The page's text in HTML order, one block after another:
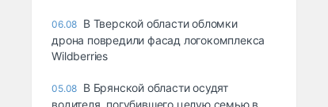
06.08 В Тверской области обломки
дрона повредили фасад логокомплекса
Wildberries
05.08 В Брянской области осудят